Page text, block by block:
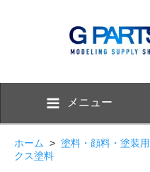
メニュー
ホーム > 塗料・顔料・塗装
クス塗料